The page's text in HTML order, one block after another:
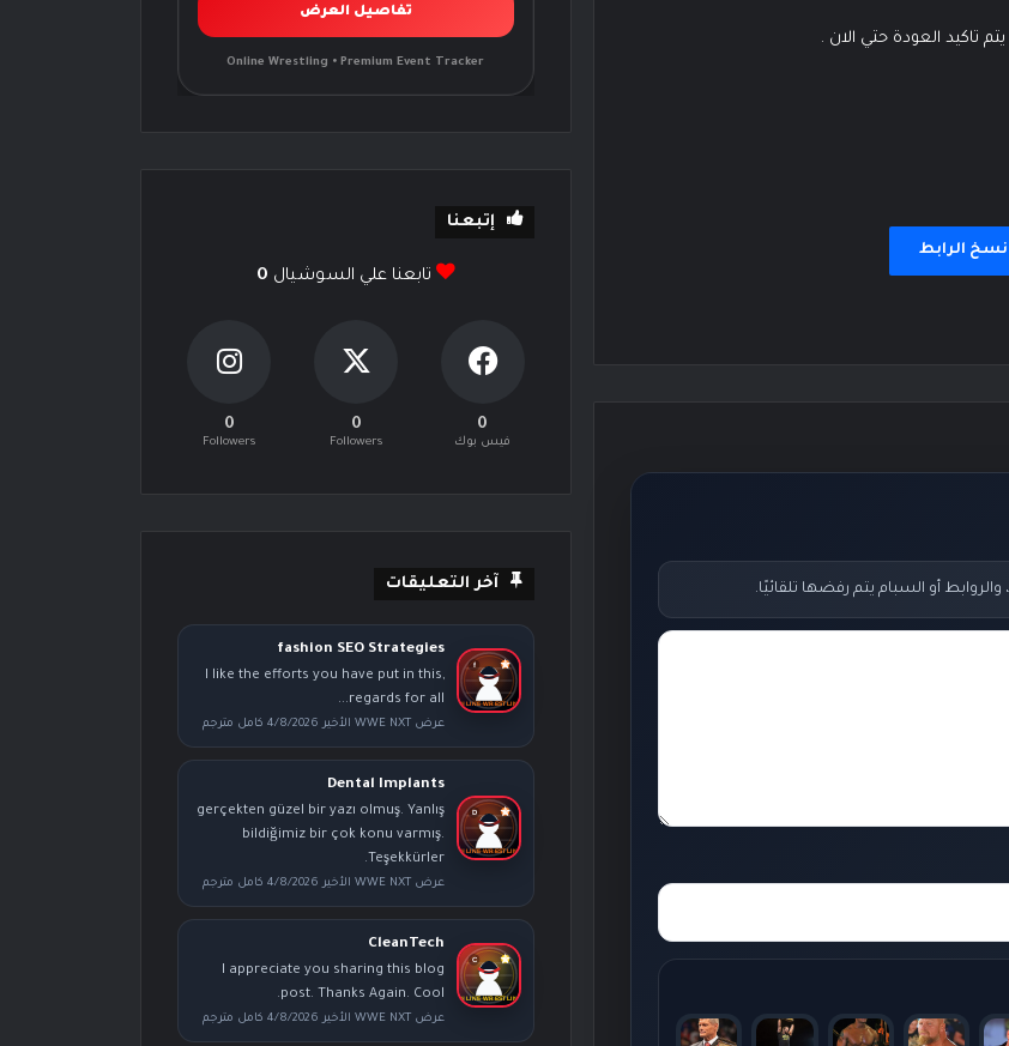
تاكيد العودة حتي الان .
نسخ الرابط
أو السبام يتم رفضها تلقائيًا.
تفاصيل العرض
Online Wrestling • Premium Event Tracker
إتبعنا
تابعنا علي السوشيال 0
0
فيس بوك
0
Followers
0
Followers
آخر التعليقات
fashion SEO Strategies
I like the efforts you have put in this,
regards for all...
عرض WWE NXT الأخير 4/8/2026 كامل مترجم
Dental Implants
gerçekten güzel bir yazı olmuş. Yanlış
bildiğimiz bir çok konu varmış.
Teşekkürler.
عرض WWE NXT الأخير 4/8/2026 كامل مترجم
CleanTech
I appreciate you sharing this blog
post. Thanks Again. Cool.
عرض WWE NXT الأخير 4/8/2026 كامل مترجم